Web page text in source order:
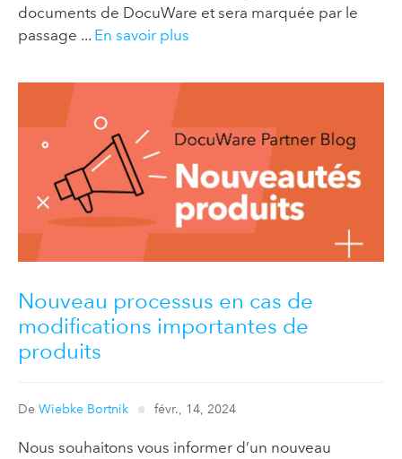
documents de DocuWare et sera marquée par le
passage ... En savoir plus
Nouveau processus en cas de
modifications importantes de
produits
De Wiebke Bortnik févr., 14, 2024
Nous souhaitons vous informer d’un nouveau